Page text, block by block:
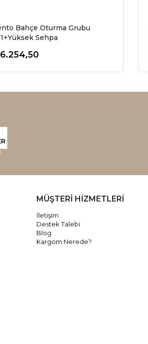
Bahçe Oturma Grubu
Sehpa
MÜŞTERİ HİZMETLERİ
İletişim
Destek Talebi
Blog
Kargom Nerede?